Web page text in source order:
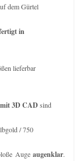
dem Gürtel
in
lieferbar
mit 3D CADsind
/ 750
Augeaugenklar.